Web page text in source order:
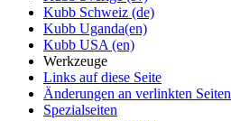
Kubb Schweiz (de)
Kubb Uganda(en)
Kubb USA (en)
Werkzeuge
Links auf diese Seite
Änderungen an verlinkten Seiten
Spezialseiten